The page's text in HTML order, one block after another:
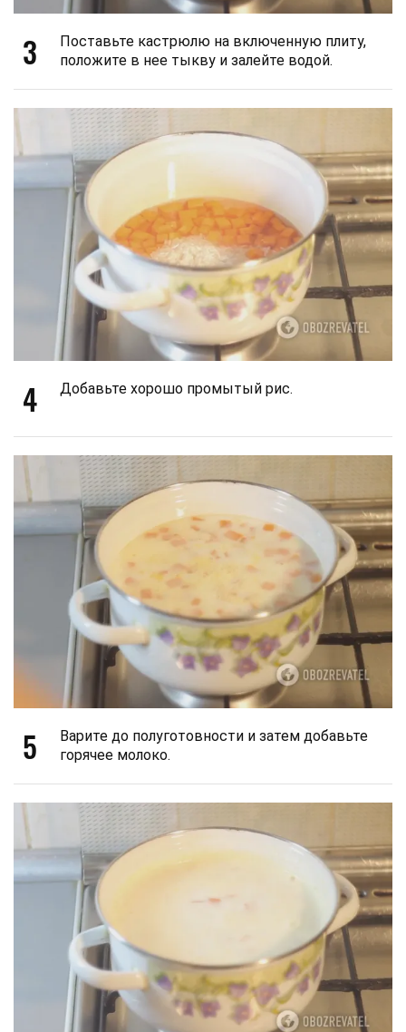
3
Поставьте кастрюлю на включенную плиту,
положите в нее тыкву и залейте водой.
4 Добавьте хорошо промытый рис.
5
Варите до полуготовности и затем добавьте
горячее молоко.